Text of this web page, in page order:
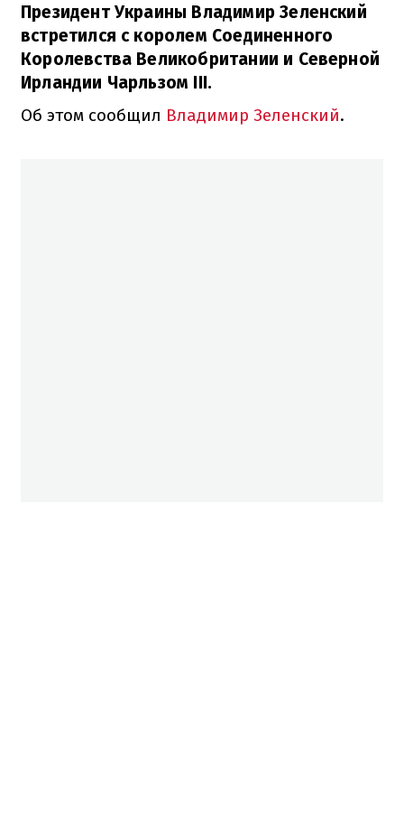
Президент Украины Владимир Зеленский
встретился с королем Соединенного
Королевства Великобритании и Северной
Ирландии Чарльзом III.
Об этом сообщил Владимир Зеленский.